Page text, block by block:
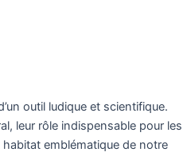
outil ludique et scientifique.
leur rôle indispensable pour les
emblématique de notre